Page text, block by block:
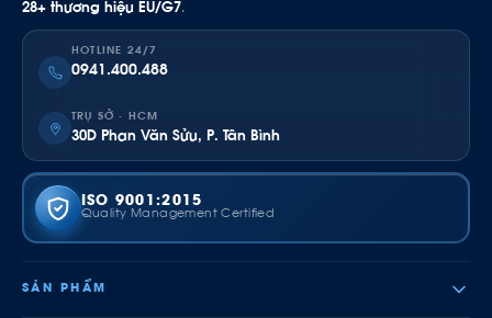
28+ thương hiệu EU/G7.
HOTLINE 24/7
0941.400.488
TRỤ SỞ · HCM
30D Phan Văn Sửu, P. Tân Bình
ISO 9001:2015
Quality Management Certified
SẢN PHẨM